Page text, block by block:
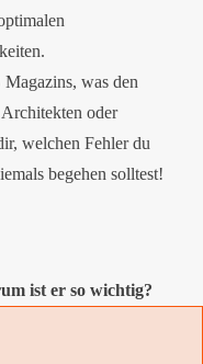
was den
oder
welchen Fehler du
begehen solltest!
ist er so wichtig?